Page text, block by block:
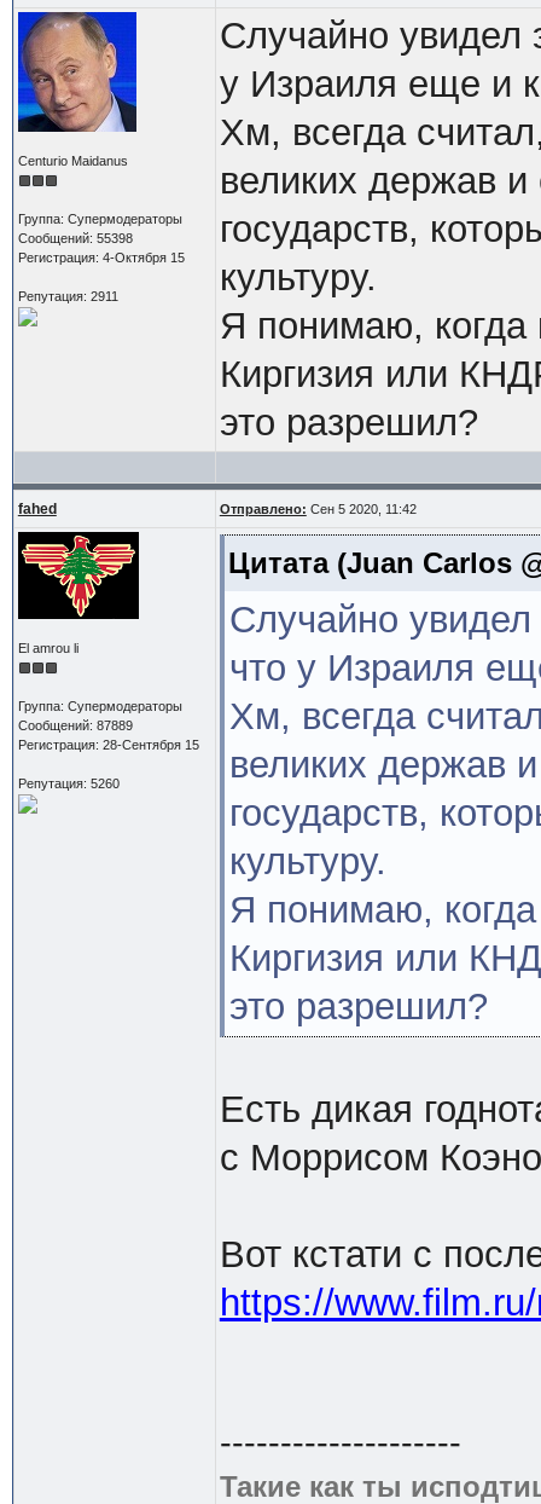
Centurio Maidanus
Группа: Супермодераторы
Сообщений: 55398
Регистрация: 4-Октября 15
Репутация: 2911
Случайно увидел
у Израиля еще и
Хм, всегда
великих держав
государств,
культуру.
Я понимаю, когда
Киргизия или
это разрешил?
fahed Отправлено: Сен 5 2020, 11:42
El amrou li
Группа: Супермодераторы
Сообщений: 87889
Регистрация: 28-Сентября 15
Репутация: 5260
Цитата(Juan Carlos
Случайно увидел
что у Израиля
Хм, всегда
великих держав
государств,
культуру.
Я понимаю,
Киргизия или
это разрешил?
Есть дикая
с Моррисом
Вот кстати с
https://
--------------------
Такие как ты